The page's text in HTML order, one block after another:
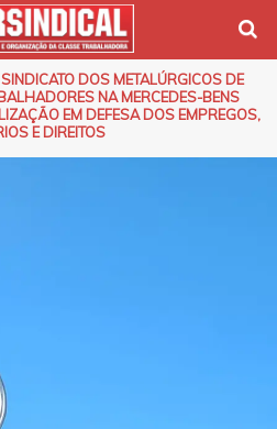
DOS METALÚRGICOS DE
NA MERCEDES-BENS
EM DEFESA DOS EMPREGOS,
E DIREITOS